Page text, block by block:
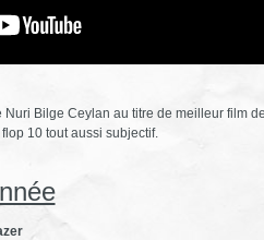
Bilge Ceylan au titre de meilleur film
10 tout aussi subjectif.